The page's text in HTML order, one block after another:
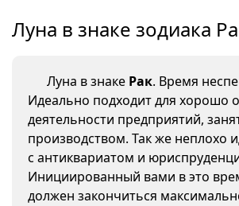
Луна в знаке зодиака
Луна в знаке Рак. Время
Идеально подходит для хорошо
деятельности предприятий,
производством. Так же неплохо
с антиквариатом и
Инициированный вами в это
должен закончиться